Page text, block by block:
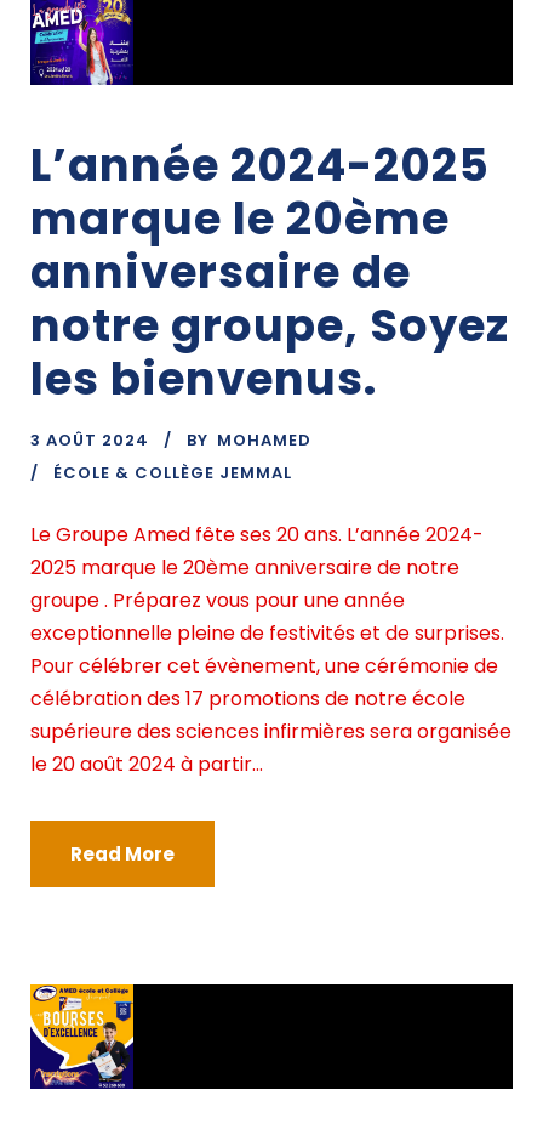
L’année 2024-2025
marque le 20ème
anniversaire de
notre groupe, Soyez
les bienvenus.
3 AOÛT 2024 BY MOHAMED
ÉCOLE & COLLÈGE JEMMAL
Le Groupe Amed fête ses 20 ans. L’année 2024-
2025 marque le 20ème anniversaire de notre
groupe . Préparez vous pour une année
exceptionnelle pleine de festivités et de surprises.
Pour célébrer cet évènement, une cérémonie de
célébration des 17 promotions de notre école
supérieure des sciences infirmières sera organisée
le 20 août 2024 à partir...
Read More